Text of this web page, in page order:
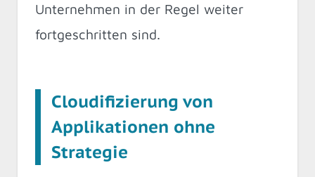
Unternehmen in der Regel weiter
fortgeschritten sind.
Cloudifizierung von
Applikationen ohne
Strategie